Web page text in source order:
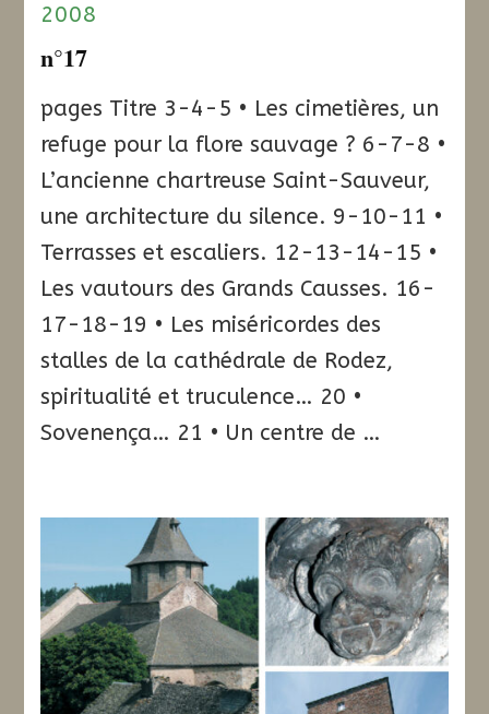
2008
n°17
pages Titre 3-4-5 • Les cimetières, un
refuge pour la flore sauvage ? 6-7-8 •
L’ancienne chartreuse Saint-Sauveur,
une architecture du silence. 9-10-11 •
Terrasses et escaliers. 12-13-14-15 •
Les vautours des Grands Causses. 16-
17-18-19 • Les miséricordes des
stalles de la cathédrale de Rodez,
spiritualité et truculence… 20 •
Sovenença… 21 • Un centre de …